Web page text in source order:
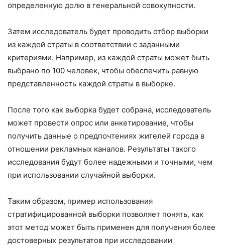
определенную долю в генеральной совокупности.
Затем исследователь будет проводить отбор выборки
из каждой страты в соответствии с заданными
критериями. Например, из каждой страты может быть
выбрано по 100 человек, чтобы обеспечить равную
представленность каждой страты в выборке.
После того как выборка будет собрана, исследователь
может провести опрос или анкетирование, чтобы
получить данные о предпочтениях жителей города в
отношении рекламных каналов. Результаты такого
исследования будут более надежными и точными, чем
при использовании случайной выборки.
Таким образом, пример использования
стратифицированной выборки позволяет понять, как
этот метод может быть применен для получения более
достоверных результатов при исследовании